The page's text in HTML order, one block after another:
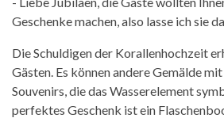
Geschenke machen, also lasse ich sie
Die Schuldigen der Korallenhochzeit
Gästen. Es können andere Gemälde
Souvenirs, die das Wasserelement
perfektes Geschenk ist ein